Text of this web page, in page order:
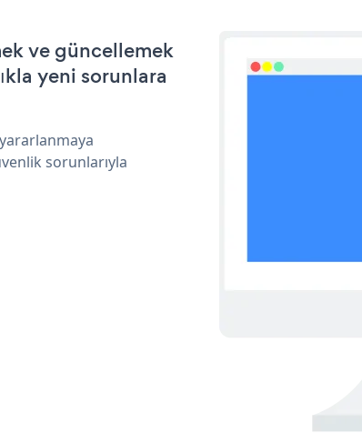
ve güncellemek
yeni sorunlara
sorunlarıyla